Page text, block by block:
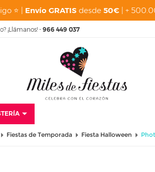
⭐ | Envío GRATIS desde 50€ | +
¡Llámanos! -966 449 037
Fiestas de Temporada Fiesta Halloween